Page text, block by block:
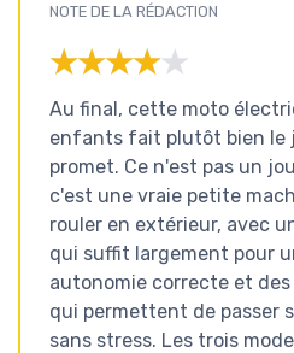
NOTE DE LA RÉDACTION
★★★★★
★★★★★
Au final, cette moto
enfants fait plutôt bien le
promet. Ce n'est pas un
c'est une vraie petite
rouler en extérieur, avec
qui suffit largement pour
autonomie correcte et des
qui permettent de passer
sans stress. Les trois